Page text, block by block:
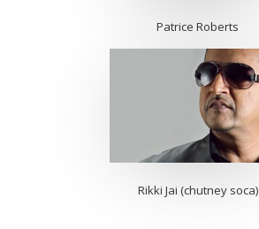
Patrice Roberts
Rikki Jai (chutney soca)